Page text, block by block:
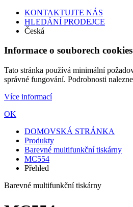
KONTAKTUJTE NÁS
HLEDÁNÍ PRODEJCE
Česká
Informace o souborech
Tato stránka používá minimální
správné fungování. Podrobnosti
Více informací
OK
DOMOVSKÁ STRÁNKA
Produkty
Barevné multifunkční tiskárny
MC554
Přehled
Barevné multifunkční tiskárny